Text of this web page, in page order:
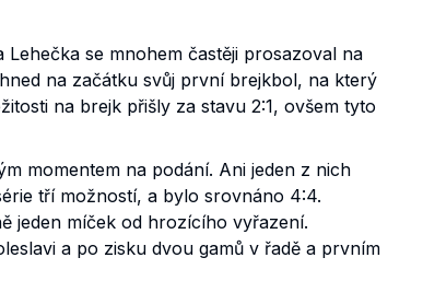
se mnohem častěji prosazoval na
na začátku svůj první brejkbol, na který
na brejk přišly za stavu 2:1, ovšem tyto
momentem na podání. Ani jeden z nich
tří možností, a bylo srovnáno 4:4.
jeden míček od hrozícího vyřazení.
a po zisku dvou gamů v řadě a prvním